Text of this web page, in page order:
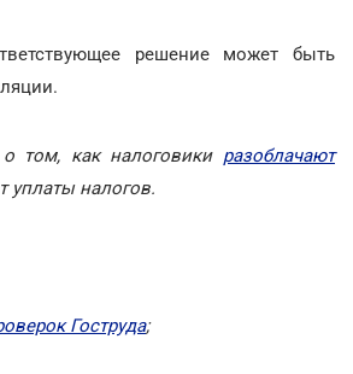
решение может быть
том, как налоговики разоблачают
уплаты налогов.
Гоструда;